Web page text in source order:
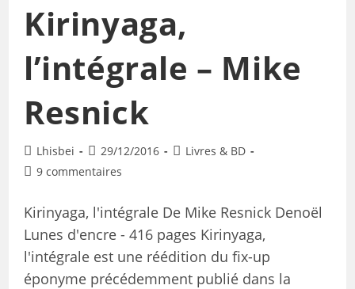
Kirinyaga,
l’intégrale – Mike
Resnick
Lhisbei 29/12/2016
Livres & BD
9 commentaires
Kirinyaga, l'intégrale De Mike Resnick Denoël
Lunes d'encre - 416 pages Kirinyaga,
l'intégrale est une réédition du fix-up
éponyme précédemment publié dans la